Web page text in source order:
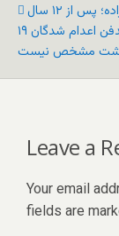
روز معلم آزاده؛ پس از ۱۲ سال
کماکان مدفن اعدام شدگان ۱۹
مشخص نیست
Leave a
Your email
fields are